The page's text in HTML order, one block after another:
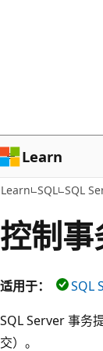
容
Learn
Learn SQL SQL
控制
适用于： SQL
SQL Server 事务
交）。